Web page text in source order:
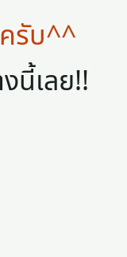
รับ^^
นี้เลย!!